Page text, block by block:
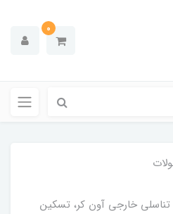
0
تناسلی خارجی آون کر، تسکین